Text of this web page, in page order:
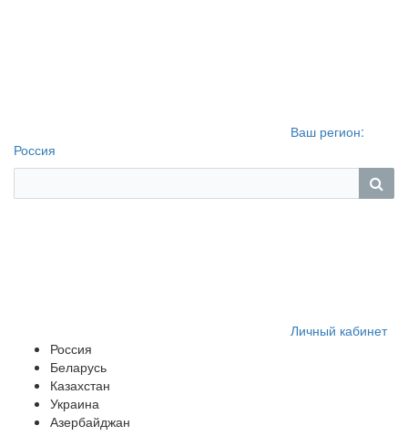
Ваш регион:
Россия
Личный кабинет
Россия
Беларусь
Казахстан
Украина
Азербайджан